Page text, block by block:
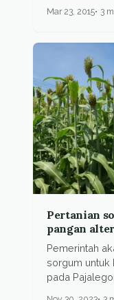
Mar 23, 2015 3
Pertanian
pangan
Pemerintah
sorgum untuk
pada